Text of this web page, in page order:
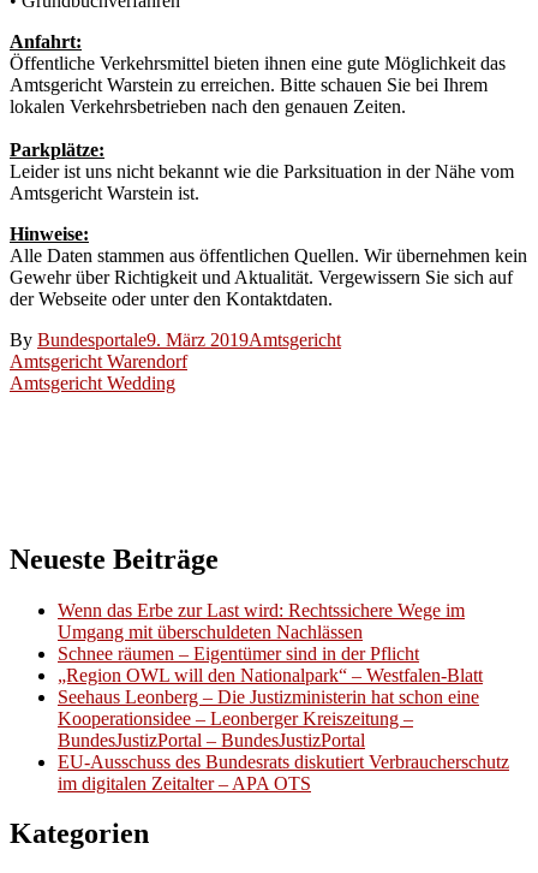
Anfahrt:
Öffentliche Verkehrsmittel bieten ihnen eine gute Möglichkeit das
Amtsgericht Warstein zu erreichen. Bitte schauen Sie bei Ihrem
lokalen Verkehrsbetrieben nach den genauen Zeiten.
Parkplätze:
Leider ist uns nicht bekannt wie die Parksituation in der Nähe vom
Amtsgericht Warstein ist.
Hinweise:
Alle Daten stammen aus öffentlichen Quellen. Wir übernehmen kein
Gewehr über Richtigkeit und Aktualität. Vergewissern Sie sich auf
der Webseite oder unter den Kontaktdaten.
By Bundesportale9. März 2019Amtsgericht
Beitragsnavigation
Amtsgericht Warendorf
Amtsgericht Wedding
Neueste Beiträge
Wenn das Erbe zur Last wird: Rechtssichere Wege im
Umgang mit überschuldeten Nachlässen
Schnee räumen – Eigentümer sind in der Pflicht
„Region OWL will den Nationalpark“ – Westfalen-Blatt
Seehaus Leonberg – Die Justizministerin hat schon eine
Kooperationsidee – Leonberger Kreiszeitung –
BundesJustizPortal – BundesJustizPortal
EU-Ausschuss des Bundesrats diskutiert Verbraucherschutz
im digitalen Zeitalter – APA OTS
Kategorien